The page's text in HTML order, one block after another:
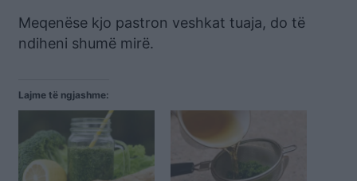
Meqenëse kjo pastron veshkat tuaja, do të
ndiheni shumë mirë.
Lajme të ngjashme: